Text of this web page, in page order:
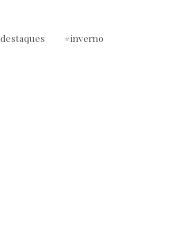
destaques inverno